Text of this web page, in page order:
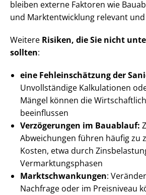
bleiben externe Faktoren wie
und Markt­ent­wick­lung relevant
Weitere Risiken, die Sie nicht
sollten:
eine Fehl­ein­schät­zung der
Unvollständige Kalkulationen
Mängel können die
beeinflussen
Verzögerungen im Bauablauf:
Abweichungen führen häufig zu
Kosten, etwa durch
Ver­mark­tungs­pha­sen
Markt­schwan­kun­gen:
Nachfrage oder im Preisniveau